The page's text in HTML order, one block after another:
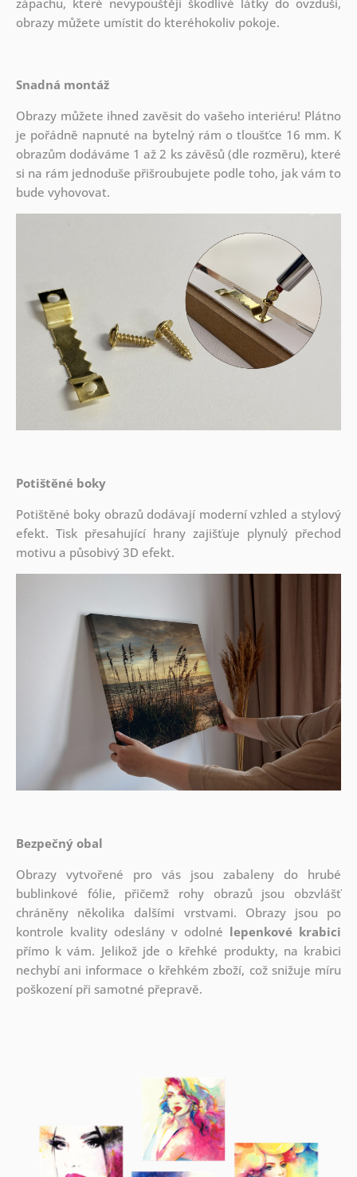
obrazy můžete umístit do kteréhokoliv pokoje.
Snadná montáž
Obrazy můžete ihned zavěsit do vašeho interiéru! Plátno
je pořádně napnuté na bytelný rám o tloušťce 16 mm. K
obrazům dodáváme 1 až 2 ks závěsů (dle rozměru), které
si na rám jednoduše přišroubujete podle toho, jak vám to
bude vyhovovat.
Potištěné boky
Potištěné boky obrazů dodávají moderní vzhled a stylový
efekt. Tisk přesahující hrany zajišťuje plynulý přechod
motivu a působivý 3D efekt.
Bezpečný obal
Obrazy vytvořené pro vás jsou zabaleny do hrubé
bublinkové fólie, přičemž rohy obrazů jsou obzvlášť
chráněny několika dalšími vrstvami. Obrazy jsou po
kontrole kvality odeslány v odolné lepenkové krabici
přímo k vám. Jelikož jde o křehké produkty, na krabici
nechybí ani informace o křehkém zboží, což snižuje míru
poškození při samotné přepravě.